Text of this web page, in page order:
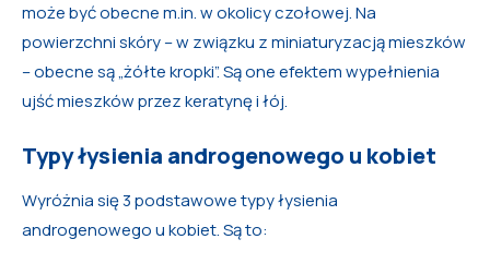
może być obecne m.in. w okolicy czołowej. Na
powierzchni skóry – w związku z miniaturyzacją mieszków
– obecne są „żółte kropki”. Są one efektem wypełnienia
ujść mieszków przez keratynę i łój.
Typy łysienia androgenowego u kobiet
Wyróżnia się 3 podstawowe typy łysienia
androgenowego u kobiet. Są to: